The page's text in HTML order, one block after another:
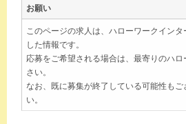
お願い
このページの求人は、ハローワークイン
した情報です。
応募をご希望される場合は、最寄りのハ
さい。
なお、既に募集が終了している可能性も
い。